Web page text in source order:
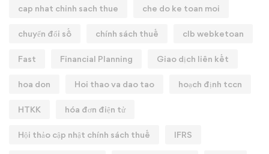
cap nhat chinh sach thue che do ke toan moi
chuyển đổi số chính sách thuế clb webketoan
Fast Financial Planning Giao dịch liên kết
hoa don Hoi thao va dao tao hoạch định tccn
HTKK hóa đơn điện tử
Hội thảo cập nhật chính sách thuế IFRS